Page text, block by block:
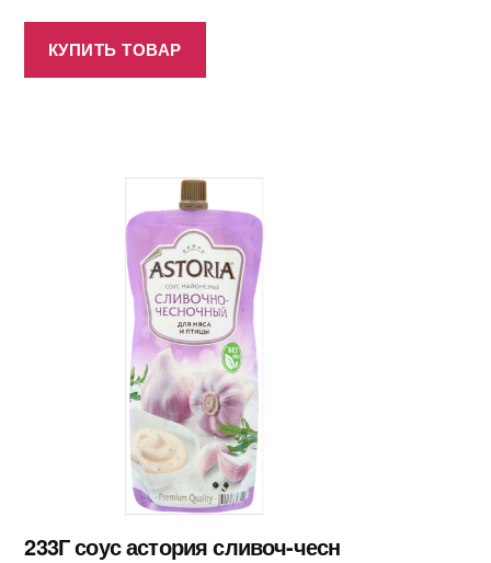
КУПИТЬ ТОВАР
233Г соус астория сливоч-чесн